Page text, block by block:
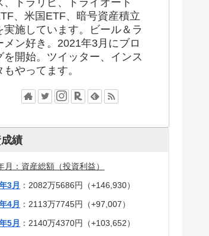
、米国ETF、暗号資産積立
実施しています。ビール＆ラ
メン好き。2021年3月にブロ
を開始。ツイッター、インス
もやってます。
績
月：資産総額（投資利益）
3月
：2082万5686円（+146,930）
4月
：2113万7745円（+97,007）
5月
：2140万4370円（+103,652）